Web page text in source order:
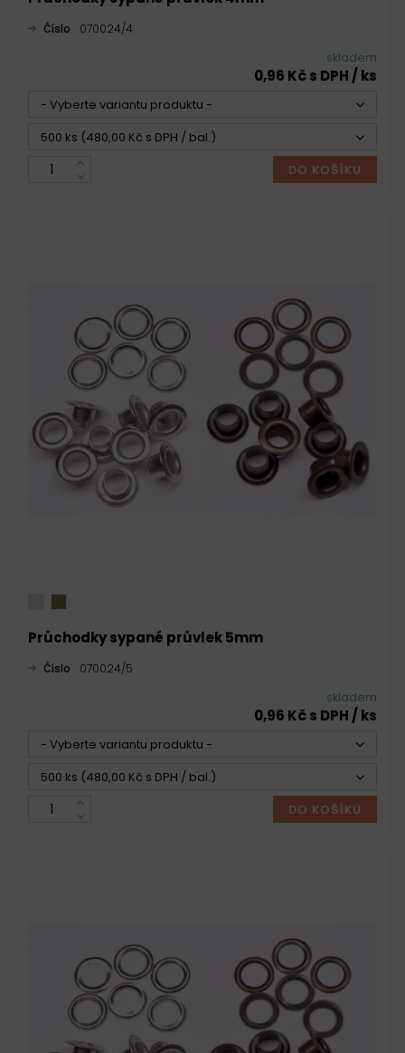
Číslo 070024/4
skladem
0,96 Kč s DPH / ks
- Vyberte variantu produktu -
500 ks (480,00 Kč s DPH / bal.)
DO KOŠÍKU
Průchodky sypané průvlek 5mm
Číslo 070024/5
skladem
0,96 Kč s DPH / ks
- Vyberte variantu produktu -
500 ks (480,00 Kč s DPH / bal.)
DO KOŠÍKU